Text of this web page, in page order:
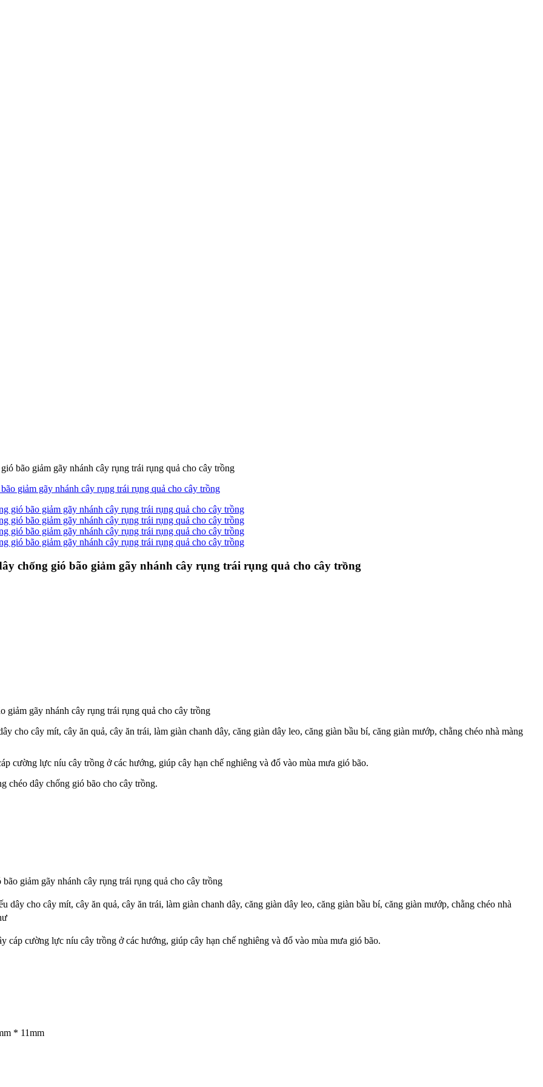
bão giảm gãy nhánh cây rụng trái rụng quả cho cây trồng
chống gió bão giảm gãy nhánh cây rụng trái rụng quả cho cây trồng
giảm gãy nhánh cây rụng trái rụng quả cho cây trồng
cho cây mít, cây ăn quả, cây ăn trái, làm giàn chanh dây, căng giàn dây leo, căng giàn bầu bí, căng giàn mướp, chằng chéo nhà màng
cường lực níu cây trồng ở các hướng, giúp cây hạn chế nghiêng và đổ vào mùa mưa gió bão.
chéo dây chống gió bão cho cây trồng.
giảm gãy nhánh cây rụng trái rụng quả cho cây trồng
dây cho cây mít, cây ăn quả, cây ăn trái, làm giàn chanh dây, căng giàn dây leo, căng giàn bầu bí, căng giàn mướp, chằng chéo nhà
cáp cường lực níu cây trồng ở các hướng, giúp cây hạn chế nghiêng và đổ vào mùa mưa gió bão.
* 11mm